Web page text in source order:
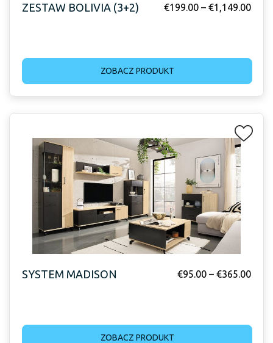
ZESTAW BOLIVIA (3+2) €199.00 – €1,149.00
ZOBACZ PRODUKT
SYSTEM MADISON €95.00 – €365.00
ZOBACZ PRODUKT